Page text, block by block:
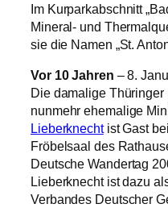
Im Kurparkabschnitt
Mineral- und
sie die Namen „St.
Vor 10 Jahren – 8.
Die damalige
nunmehr ehemalige
Lieberknechtist Gast
Fröbelsaal des
Deutsche Wandertag
Lieberknecht ist dazu
Verbandes Deutscher